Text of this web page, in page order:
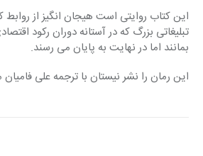
این کتاب روایتی است هیجان انگیز از
تبلیغاتی بزرگ که در آستانه دوران رکود
بمانند اما در نهایت به پایان می رسند.
این رمان را نشر نیستان با ترجمه علی